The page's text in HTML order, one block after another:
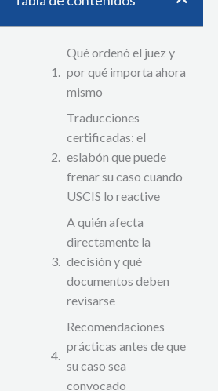
Qué ordenó el juez y
por qué importa ahora
mismo
Traducciones
certificadas: el
eslabón que puede
frenar su caso cuando
USCIS lo reactive
A quién afecta
directamente la
decisión y qué
documentos deben
revisarse
Recomendaciones
prácticas antes de que
su caso sea
convocado